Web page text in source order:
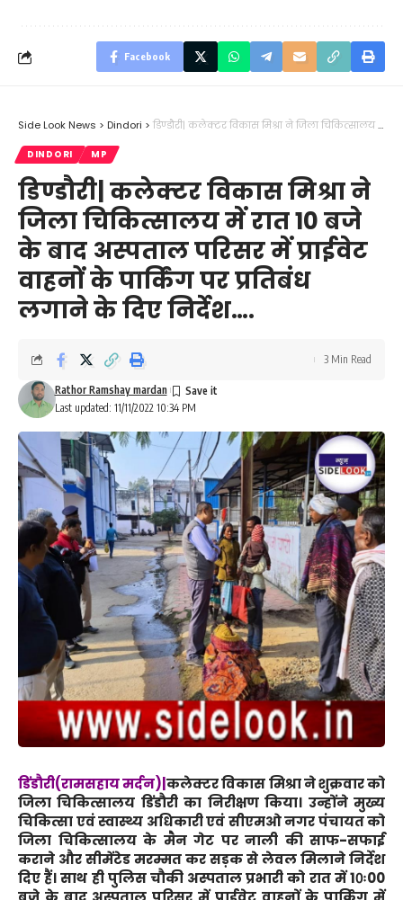
Facebook
Side Look News > Dindori > डिण्डौरी| कलेक्टर विकास मिश्रा ने जिला चिकित्सालय में रात 10 बजे के बाद अस्पताल परिसर में प्राईवेट वाहनों के पार्किंग पर प्रतिबंध लगाने के दिए निर्देश….
DINDORI MP
डिण्डौरी| कलेक्टर विकास मिश्रा ने
जिला चिकित्सालय में रात 10 बजे
के बाद अस्पताल परिसर में प्राईवेट
वाहनों के पार्किंग पर प्रतिबंध
लगाने के दिए निर्देश….
Last updated: 11/11/2022 10:34 PM
Rathor Ramshay mardan
3 Min Read
डिंडौरी(रामसहाय मर्दन)|कलेक्टर विकास मिश्रा ने शुक्रवार को
जिला चिकित्सालय डिंडौरी का निरीक्षण किया। उन्होंने मुख्य
चिकित्सा एवं स्वास्थ्य अधिकारी एवं सीएमओ नगर पंचायत को
जिला चिकित्सालय के मैन गेट पर नाली की साफ-सफाई
कराने और सीमेंटेड मरम्मत कर सड़क से लेवल मिलाने निर्देश
दिए हैं। साथ ही पुलिस चौकी अस्पताल प्रभारी को रात में 10ः00